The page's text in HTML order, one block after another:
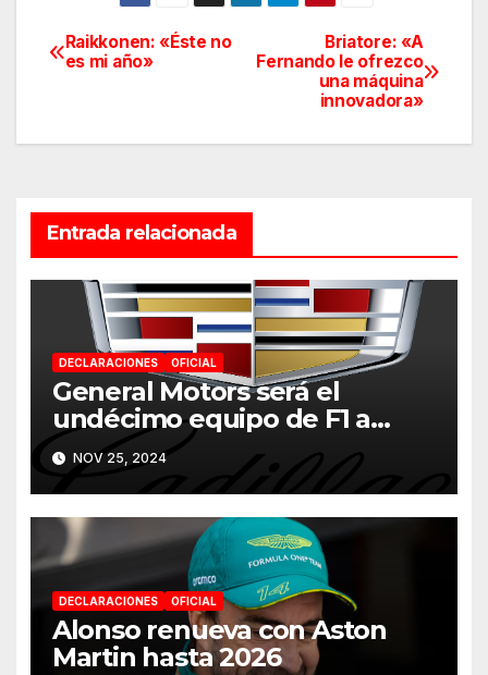
Navegación
entradas
Briatore: «A
Fernando le ofrezco
una máquina
innovadora»
Raikkonen: «Éste no
es mi año»
Entrada relacionada
DECLARACIONES OFICIAL
General Motors será el
undécimo equipo de F1 a
partir de 2026
NOV 25, 2024
DECLARACIONES OFICIAL
Alonso renueva con Aston
Martin hasta 2026